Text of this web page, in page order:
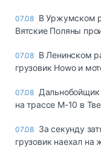
07.08 В Уржумском
Вятские Поляны
07.08 В Ленинском
грузовик Howo и
07.08
на трассе М-10 в
07.08 За секунду
грузовик наехал